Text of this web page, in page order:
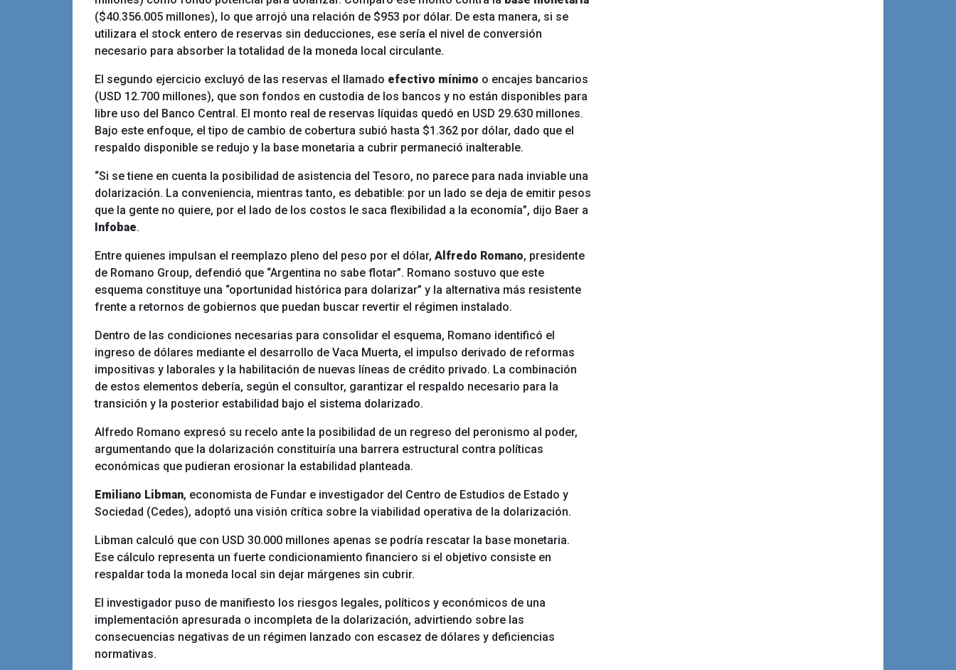
($40.356.005 millones), lo que arrojó una relación de $953 por dólar. De esta manera, si se
utilizara el stock entero de reservas sin deducciones, ese sería el nivel de conversión
necesario para absorber la totalidad de la moneda local circulante.
El segundo ejercicio excluyó de las reservas el llamado efectivo mínimo o encajes bancarios
(USD 12.700 millones), que son fondos en custodia de los bancos y no están disponibles para
libre uso del Banco Central. El monto real de reservas líquidas quedó en USD 29.630 millones.
Bajo este enfoque, el tipo de cambio de cobertura subió hasta $1.362 por dólar, dado que el
respaldo disponible se redujo y la base monetaria a cubrir permaneció inalterable.
“Si se tiene en cuenta la posibilidad de asistencia del Tesoro, no parece para nada inviable una
dolarización. La conveniencia, mientras tanto, es debatible: por un lado se deja de emitir pesos
que la gente no quiere, por el lado de los costos le saca flexibilidad a la economía”, dijo Baer a
Infobae.
Entre quienes impulsan el reemplazo pleno del peso por el dólar, Alfredo Romano, presidente
de Romano Group, defendió que “Argentina no sabe flotar”. Romano sostuvo que este
esquema constituye una “oportunidad histórica para dolarizar” y la alternativa más resistente
frente a retornos de gobiernos que puedan buscar revertir el régimen instalado.
Dentro de las condiciones necesarias para consolidar el esquema, Romano identificó el
ingreso de dólares mediante el desarrollo de Vaca Muerta, el impulso derivado de reformas
impositivas y laborales y la habilitación de nuevas líneas de crédito privado. La combinación
de estos elementos debería, según el consultor, garantizar el respaldo necesario para la
transición y la posterior estabilidad bajo el sistema dolarizado.
Alfredo Romano expresó su recelo ante la posibilidad de un regreso del peronismo al poder,
argumentando que la dolarización constituiría una barrera estructural contra políticas
económicas que pudieran erosionar la estabilidad planteada.
Emiliano Libman, economista de Fundar e investigador del Centro de Estudios de Estado y
Sociedad (Cedes), adoptó una visión crítica sobre la viabilidad operativa de la dolarización.
Libman calculó que con USD 30.000 millones apenas se podría rescatar la base monetaria.
Ese cálculo representa un fuerte condicionamiento financiero si el objetivo consiste en
respaldar toda la moneda local sin dejar márgenes sin cubrir.
El investigador puso de manifiesto los riesgos legales, políticos y económicos de una
implementación apresurada o incompleta de la dolarización, advirtiendo sobre las
consecuencias negativas de un régimen lanzado con escasez de dólares y deficiencias
normativas.